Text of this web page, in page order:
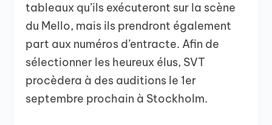
tableaux qu’ils exécuteront sur la scène
du Mello, mais ils prendront également
part aux numéros d’entracte. Afin de
sélectionner les heureux élus, SVT
procèdera à des auditions le 1er
septembre prochain à Stockholm.